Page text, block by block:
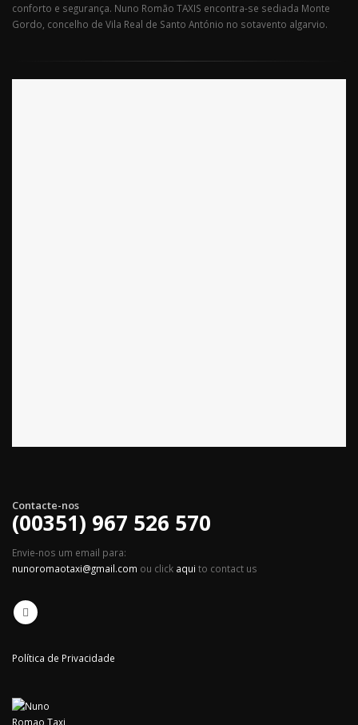
conforto e segurança. Nuno Romão TAXIS encontra-se sediada Monte
Gordo, concelho de Vila Real de Santo António no sotavento algarvio.
Contacte-nos
(00351) 967 526 570
Envie-nos um email para:
nunoromaotaxi@gmail.com ou click aqui to contact us
Política de Privacidade